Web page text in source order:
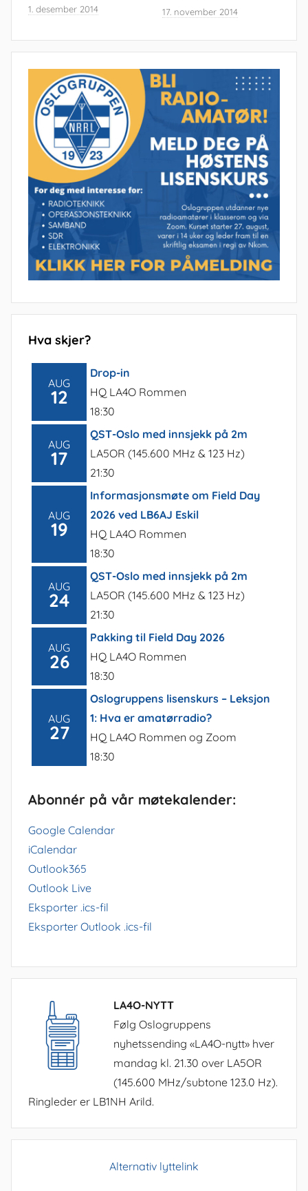
1. desember 2014 17. november 2014
Hva skjer?
AUG
12
Drop-in
HQ LA4O Rommen
18:30
AUG
17
QST-Oslo med innsjekk på 2m
LA5OR (145.600 MHz & 123 Hz)
21:30
AUG
19
Informasjonsmøte om Field Day
2026 ved LB6AJ Eskil
HQ LA4O Rommen
18:30
AUG
24
QST-Oslo med innsjekk på 2m
LA5OR (145.600 MHz & 123 Hz)
21:30
AUG
26
Pakking til Field Day 2026
HQ LA4O Rommen
18:30
AUG
27
Oslogruppens lisenskurs – Leksjon
1: Hva er amatørradio?
HQ LA4O Rommen og Zoom
18:30
Abonnér på vår møtekalender:
Google Calendar
iCalendar
Outlook365
Outlook Live
Eksporter .ics-fil
Eksporter Outlook .ics-fil
LA4O-NYTT
Følg Oslogruppens
nyhetssending «LA4O-nytt» hver
mandag kl. 21.30 over LA5OR
(145.600 MHz/subtone 123.0 Hz).
Ringleder er LB1NH Arild.
Alternativ lyttelink